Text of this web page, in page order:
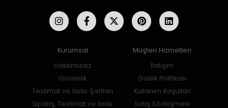
Kurumsal
Hakkımızda
Güvenlik
Teslimat ve İade Şartları
Sipariş, Teslimat ve İade
Müşteri Hizmetleri
İletişim
Gizlilik Politikası
Kullanım Koşulları
Satış Sözleşmesi